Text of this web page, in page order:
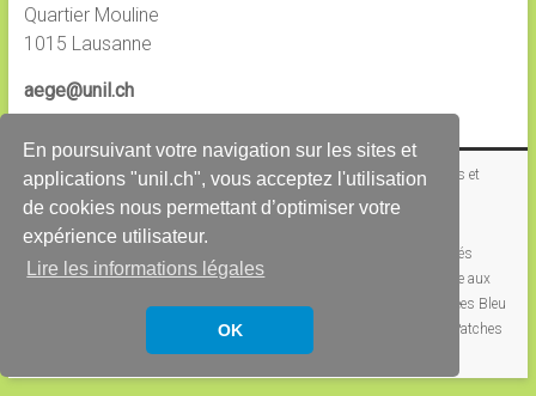
En poursuivant votre navigation sur les sites et
applications "unil.ch", vous acceptez l'utilisation
de cookies nous permettant d’optimiser votre
expérience utilisateur.
Lire les informations légales
OK
Quartier Mouline
1015 Lausanne
aege@unil.ch
Copyright © 2026Association des étudiant·e·x·s en Géosciences et
Environnement. All rights reserved.
Accelerate par ThemeGrill. Propulsé par
PV Comités
Archives
L’Irrégulier | Le journal des GSE
Bourse aux
Géo’s Night Journée des Métiers Joutes Sportives
Soirées Bleu
Tournoi de Jass
Pulls & Patches
GSE
Durabilité Galerie Offres de stages